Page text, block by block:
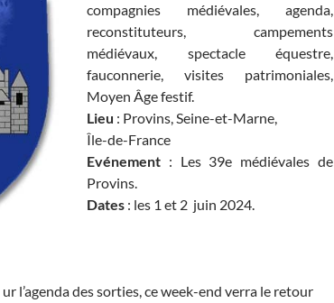
compagnies médiévales, agenda,
reconstituteurs, campements
médiévaux, spectacle équestre,
fauconnerie, visites patrimoniales,
Moyen Âge festif.
Lieu : Provins, Seine-et-Marne,
Île-de-France
Evénement : Les 39e médiévales de
Provins.
Dates : les 1 et 2 juin 2024.
ur l’agenda des sorties, ce week-end verra le retour